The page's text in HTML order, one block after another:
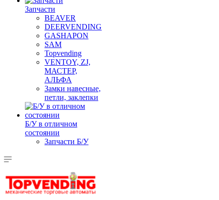
Запчасти
BEAVER
DEERVENDING
GASHAPON
SAM
Topvending
VENTOY, ZJ,
МАСТЕР,
АЛЬФА
Замки навесные,
петли, заклепки
Б/У в отличном
состоянии
Запчасти Б/У